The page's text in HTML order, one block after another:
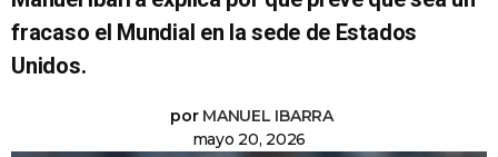
fracaso el Mundial en la sede de Estados
Unidos.
por MANUEL IBARRA
mayo 20, 2026